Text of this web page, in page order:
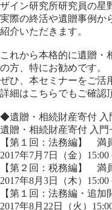
ザイン研究所研究員の星
実際の終活や遺贈事例か
紹介いただきます。
これから本格的に遺贈・
の方、特にお勧めです。
ぜひ、本セミナーをご活
詳細はこちらでもご確認
◆遺贈・相続財産寄付
遺贈・相続財産寄付 入
【第１回：法務編】 満
2017年7月7日（金）
【第２回：税務編】 満
2017年8月3日（木）
【第１回：法務編・追加
2017年8月22日（火）